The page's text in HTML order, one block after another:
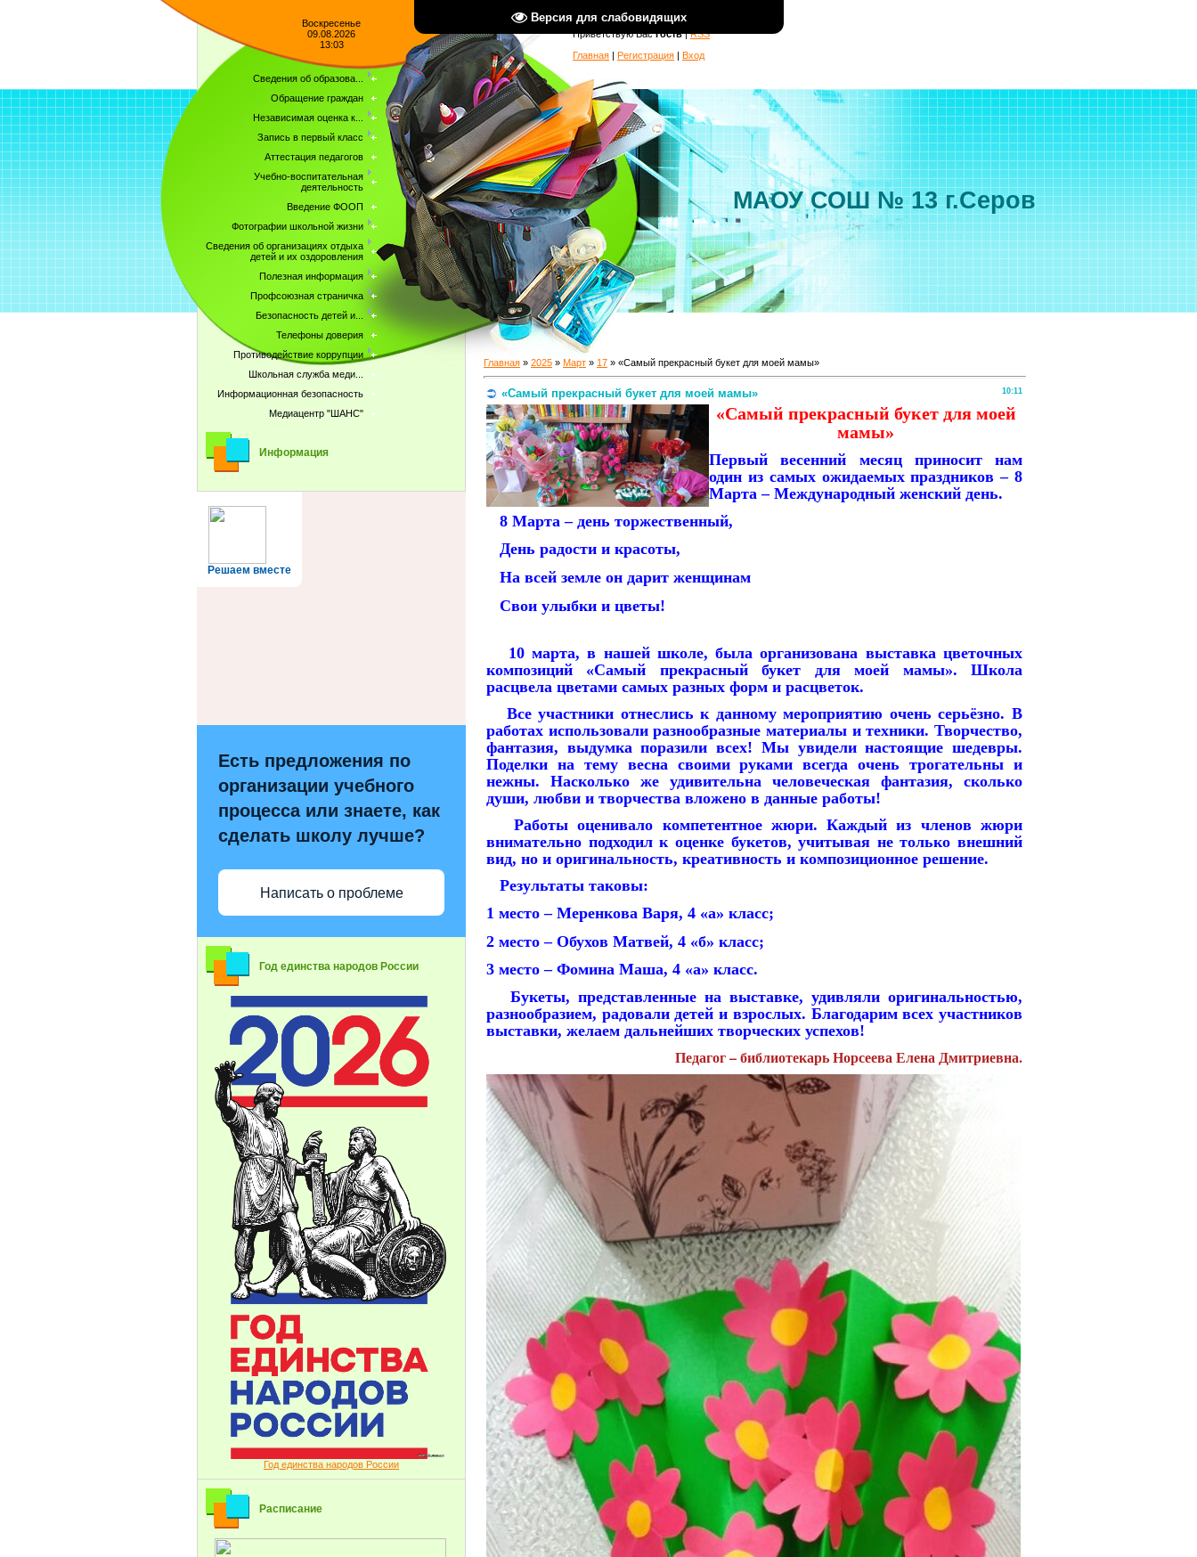
Версия для слабовидящих
Воскресенье
09.08.2026
13:03
Сведения об образова...
Обращение граждан
Независимая оценка к...
Запись в первый класс
Аттестация педагогов
Учебно-воспитательная
деятельность
Введение ФООП
Фотографии школьной жизни
Сведения об организациях отдыха
детей и их оздоровления
Полезная информация
Профсоюзная страничка
Безопасность детей и...
Телефоны доверия
Противодействие коррупции
Школьная служба меди...
Информационная безопасность
Медиацентр "ШАНС"
Информация
Решаем вместе
Есть предложения по
организации учебного
процесса или знаете, как
сделать школу лучше?
Написать о проблеме
Год единства народов России
Год единства народов России
Расписание
Приветствую Вас Гость|RSS
Главная | Регистрация | Вход
МАОУ СОШ № 13 г.Серов
Главная » 2025 » Март » 17 » «Самый прекрасный букет для моей мамы»
10:11
«Самый прекрасный букет для моей мамы»
«Самый прекрасный букет для моей
мамы»
Первый весенний месяц приносит нам
один из самых ожидаемых праздников – 8
Марта – Международный женский день.
8 Марта – день торжественный,
День радости и красоты,
На всей земле он дарит женщинам
Свои улыбки и цветы!
10 марта, в нашей школе, была организована выставка цветочных
композиций «Самый прекрасный букет для моей мамы». Школа
расцвела цветами самых разных форм и расцветок.
Все участники отнеслись к данному мероприятию очень серьёзно. В
работах использовали разнообразные материалы и техники. Творчество,
фантазия, выдумка поразили всех! Мы увидели настоящие шедевры.
Поделки на тему весна своими руками всегда очень трогательны и
нежны. Насколько же удивительна человеческая фантазия, сколько
души, любви и творчества вложено в данные работы!
Работы оценивало компетентное жюри. Каждый из членов жюри
внимательно подходил к оценке букетов, учитывая не только внешний
вид, но и оригинальность, креативность и композиционное решение.
Результаты таковы:
1 место – Меренкова Варя, 4 «а» класс;
2 место – Обухов Матвей, 4 «б» класс;
3 место – Фомина Маша, 4 «а» класс.
Букеты, представленные на выставке, удивляли оригинальностью,
разнообразием, радовали детей и взрослых. Благодарим всех участников
выставки, желаем дальнейших творческих успехов!
Педагог – библиотекарь Норсеева Елена Дмитриевна.